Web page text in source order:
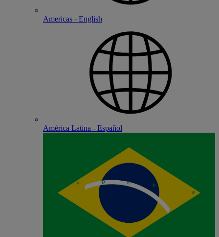
Americas - English
América Latina - Español